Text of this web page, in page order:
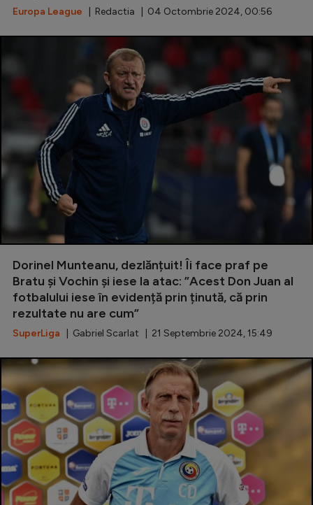
Europa League | Redactia | 04 Octombrie 2024, 00:56
Dorinel Munteanu, dezlănțuit! Îi face praf pe
Bratu și Vochin și iese la atac: ”Acest Don Juan al
fotbalului iese în evidență prin ținută, că prin
rezultate nu are cum”
SuperLiga | Gabriel Scarlat | 21 Septembrie 2024, 15:49